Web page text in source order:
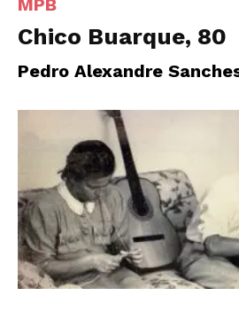
MPB
Chico Buarque, 80
Pedro Alexandre